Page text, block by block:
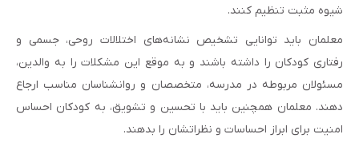
شیوه مثبت تنظیم کنند.
معلمان باید توانایی تشخیص نشانه‌های اختلالات روحی، جسمی و
رفتاری کودکان را داشته باشند و به موقع این مشکلات را به والدین،
مسئولان مربوطه در مدرسه، متخصصان و روانشناسان مناسب ارجاع
دهند. معلمان همچنین باید با تحسین و تشویق، به کودکان احساس
امنیت برای ابراز احساسات و نظراتشان را بدهند.